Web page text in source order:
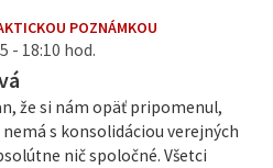
POZNÁMKOU
- 18:10 hod.
že si nám opäť pripomenul,
s konsolidáciou verejných
nič spoločné. Všetci